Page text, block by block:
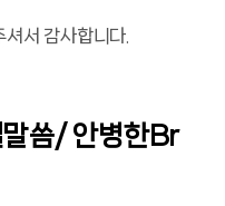
서 감사합니다.
씀/ 안병한Br